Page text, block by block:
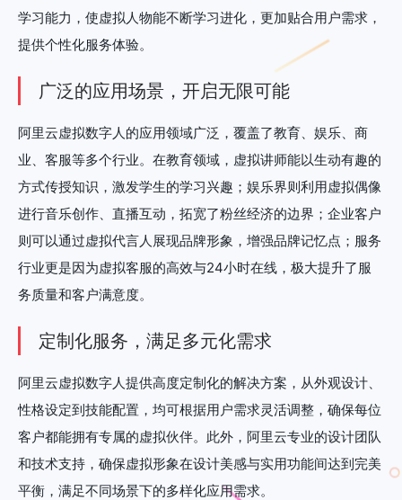
学习能力，使虚拟人物能不断学习进化，更加贴合用户需求，
提供个性化服务体验。
广泛的应用场景，开启无限可能
阿里云虚拟数字人的应用领域广泛，覆盖了教育、娱乐、商
业、客服等多个行业。在教育领域，虚拟讲师能以生动有趣的
方式传授知识，激发学生的学习兴趣；娱乐界则利用虚拟偶像
进行音乐创作、直播互动，拓宽了粉丝经济的边界；企业客户
则可以通过虚拟代言人展现品牌形象，增强品牌记忆点；服务
行业更是因为虚拟客服的高效与24小时在线，极大提升了服
务质量和客户满意度。
定制化服务，满足多元化需求
阿里云虚拟数字人提供高度定制化的解决方案，从外观设计、
性格设定到技能配置，均可根据用户需求灵活调整，确保每位
客户都能拥有专属的虚拟伙伴。此外，阿里云专业的设计团队
和技术支持，确保虚拟形象在设计美感与实用功能间达到完美
平衡，满足不同场景下的多样化应用需求。